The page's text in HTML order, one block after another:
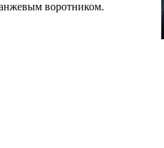
воротником.